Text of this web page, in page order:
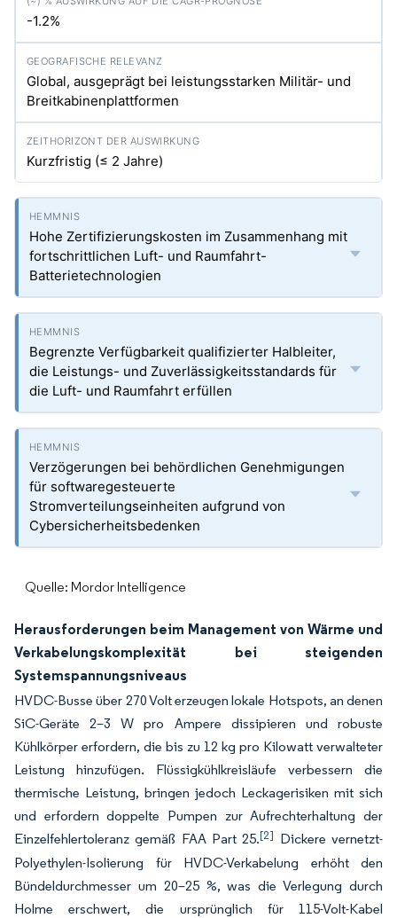
-1.2%
Global, ausgeprägt bei leistungsstarken Militär- und
Breitkabinenplattformen
Kurzfristig (≤ 2 Jahre)
Hohe Zertifizierungskosten im Zusammenhang mit
fortschrittlichen Luft- und Raumfahrt-
Batterietechnologien
Begrenzte Verfügbarkeit qualifizierter Halbleiter,
die Leistungs- und Zuverlässigkeitsstandards für
die Luft- und Raumfahrt erfüllen
Verzögerungen bei behördlichen Genehmigungen
für softwaregesteuerte
Stromverteilungseinheiten aufgrund von
Cybersicherheitsbedenken
Quelle: Mordor Intelligence
Herausforderungen beim Management von Wärme und
Verkabelungskomplexität bei steigenden
Systemspannungsniveaus
HVDC-Busse über 270 Volt erzeugen lokale Hotspots, an denen
SiC-Geräte 2–3 W pro Ampere dissipieren und robuste
Kühlkörper erfordern, die bis zu 12 kg pro Kilowatt verwalteter
Leistung hinzufügen. Flüssigkühlkreisläufe verbessern die
thermische Leistung, bringen jedoch Leckagerisiken mit sich
und erfordern doppelte Pumpen zur Aufrechterhaltung der
Einzelfehlertoleranz gemäß FAA Part 25.[2] Dickere vernetzt-
Polyethylen-Isolierung für HVDC-Verkabelung erhöht den
Bündeldurchmesser um 20–25 %, was die Verlegung durch
Holme erschwert, die ursprünglich für 115-Volt-Kabel